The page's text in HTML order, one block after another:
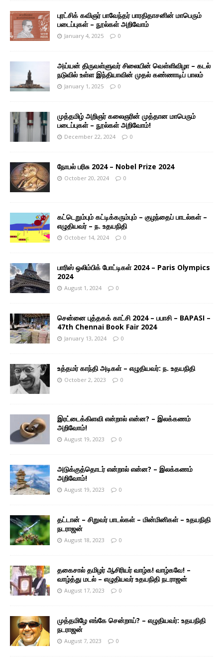
புரட்சிக் கவிஞர் பாவேந்தர் பாரதிதாசனின் மாபெரும்
படைப்புகள் – நூல்கள் அறிவோம்
January 4, 2025 0
அய்யன் திருவள்ளுவர் சிலையின் வெள்ளிவிழா – கடல்
நடுவில் உள்ள இந்தியாவின் முதல் கண்ணாடிப் பாலம்
January 1, 2025 0
முத்தமிழ் அறிஞர் கலைஞரின் முத்தான மாபெரும்
படைப்புகள் – நூல்கள் அறிவோம்!
December 22, 2024 0
நோபல் பரிசு 2024 – Nobel Prize 2024
October 20, 2024 0
கட்டெறும்பும் கட்டிக்கரும்பும் – குழந்தைப் பாடல்கள் –
எழுதியவர் – ந. உதயநிதி
October 14, 2024 0
பாரிஸ் ஒலிம்பிக் போட்டிகள் 2024 – Paris Olympics
2024
August 1, 2024 0
சென்னை புத்தகக் காட்சி 2024 – பபாசி – BAPASI –
47th Chennai Book Fair 2024
January 13, 2024 0
உத்தமர் காந்தி அடிகள் – எழுதியவர்: ந. உதயநிதி
October 2, 2023 0
இரட்டைக்கிளவி என்றால் என்ன? – இலக்கணம்
அறிவோம்!
August 19, 2023 0
அடுக்குத்தொடர் என்றால் என்ன? – இலக்கணம்
அறிவோம்!
August 19, 2023 0
தட்டான் – சிறுவர் பாடல்கள் – மின்மினிகள் – உதயநிதி
நடராஜன்
August 18, 2023 0
தகைசால் தமிழர் ஆசிரியர் வாழ்க! வாழ்கவே! –
வாழ்த்து மடல் – எழுதியவர் உதயநிதி நடராஜன்
August 17, 2023 0
முத்தமிழே எங்கே சென்றாய்? – எழுதியவர்: உதயநிதி
நடராஜன்
August 7, 2023 0